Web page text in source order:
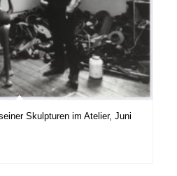
Skulpturen im Atelier, Juni